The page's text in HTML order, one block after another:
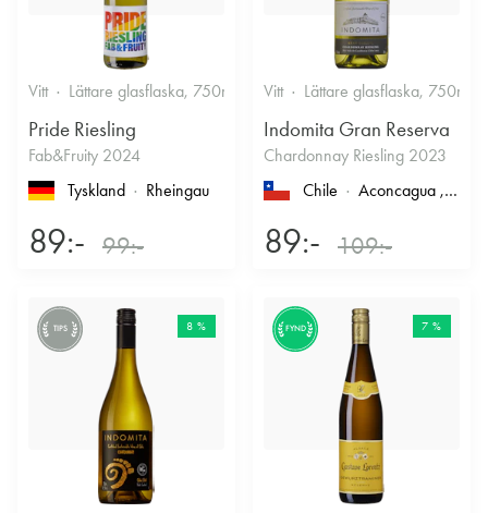
Vitt Lättare glasflaska, 750ml 12% Friskt & Fruktigt
Pride Riesling
Fab&Fruity 2024
Tyskland
Rheingau
89:- 99:-
Vitt Lättare glasflaska, 750ml
Indomita Gran Reserva
Chardonnay Riesling 2023
Chile
Aconcagua , Casablanca
89:- 109:-
TIPS 8 % FYND 7 %